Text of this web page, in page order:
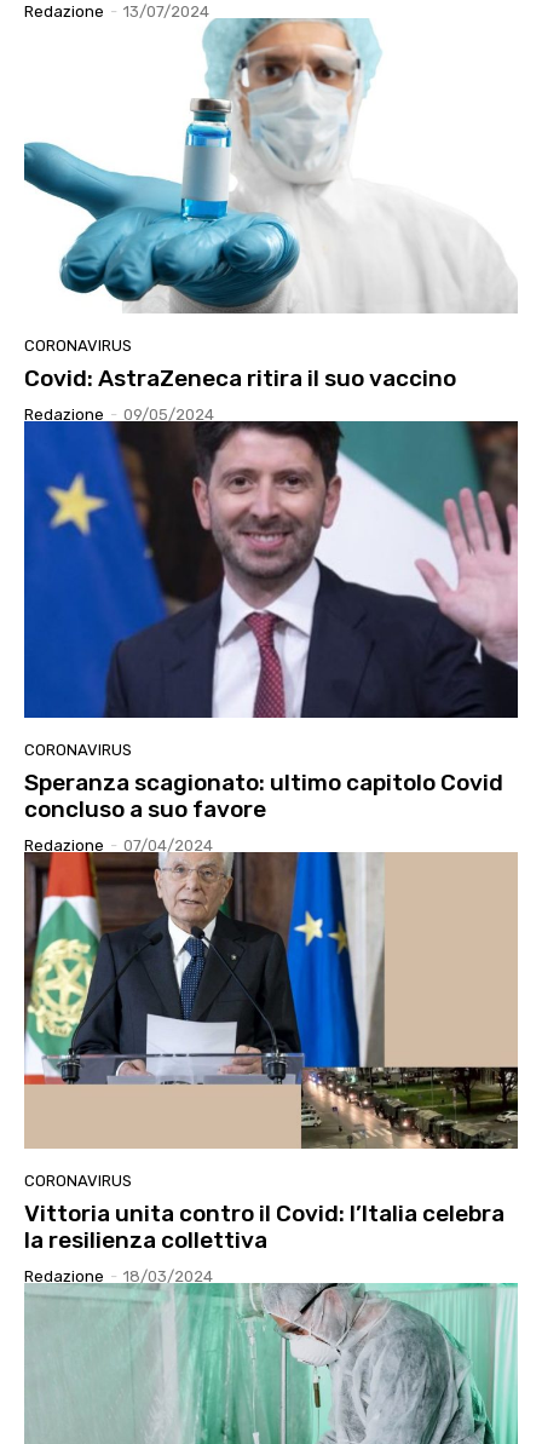
Redazione - 13/07/2024
CORONAVIRUS
Covid: AstraZeneca ritira il suo vaccino
Redazione - 09/05/2024
CORONAVIRUS
Speranza scagionato: ultimo capitolo Covid
concluso a suo favore
Redazione - 07/04/2024
CORONAVIRUS
Vittoria unita contro il Covid: l’Italia celebra
la resilienza collettiva
Redazione - 18/03/2024